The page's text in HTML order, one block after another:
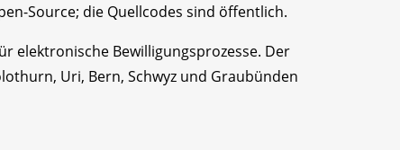
Source; die Quellcodes sind öffentlich.
elektronische Bewilligungsprozesse. Der
Uri, Bern, Schwyz und Graubünden